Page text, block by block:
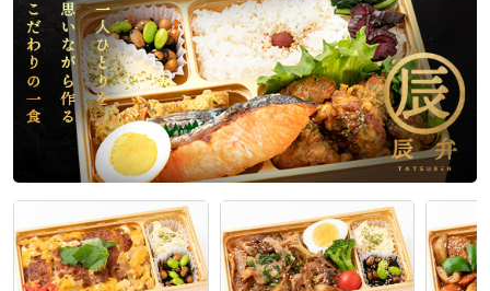
ご利用シーン：－
参加者の年齢：－男女比：－
東京都墨田区横網2026/05/06
よし弁の口コミをもっと見る